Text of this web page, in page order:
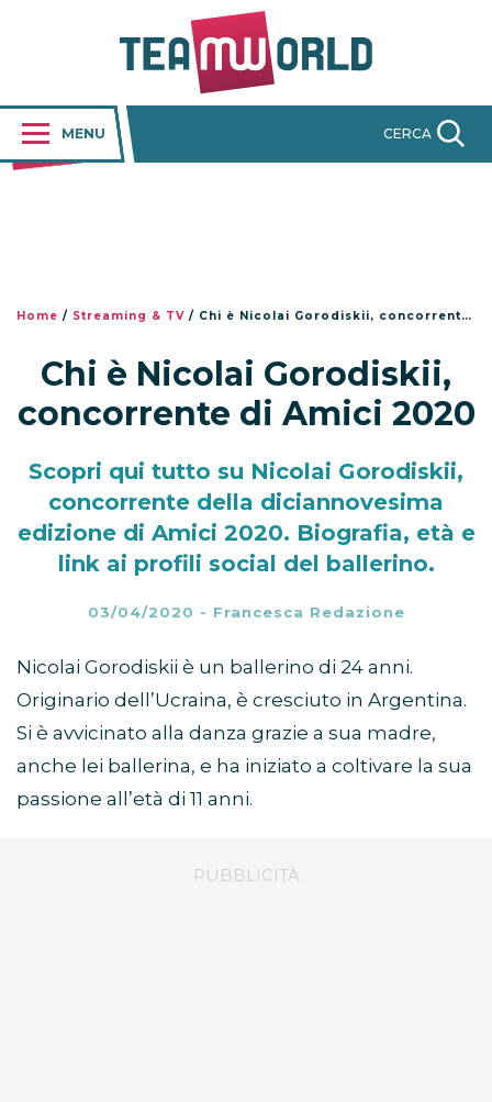
MENU CERCA
Home / Streaming & TV / Chi è Nicolai Gorodiskii, concorrente di Amici 2020
Chi è Nicolai Gorodiskii,
concorrente di Amici 2020
Scopri qui tutto su Nicolai Gorodiskii,
concorrente della diciannovesima
edizione di Amici 2020. Biografia, età e
link ai profili social del ballerino.
03/04/2020 - Francesca Redazione
Nicolai Gorodiskii è un ballerino di 24 anni.
Originario dell’Ucraina, è cresciuto in Argentina.
Si è avvicinato alla danza grazie a sua madre,
anche lei ballerina, e ha iniziato a coltivare la sua
passione all’età di 11 anni.